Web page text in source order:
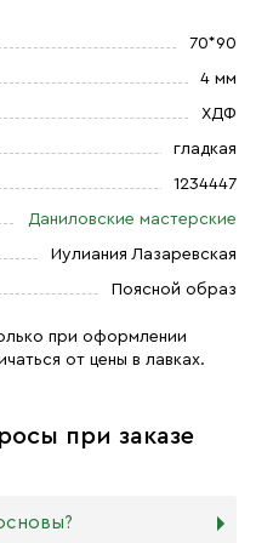
70*90
4 мм
ХДФ
гладкая
1234447
Даниловские мастерские
Иулиания Лазаревская
Поясной образ
при оформлении
от цены в лавках.
при заказе